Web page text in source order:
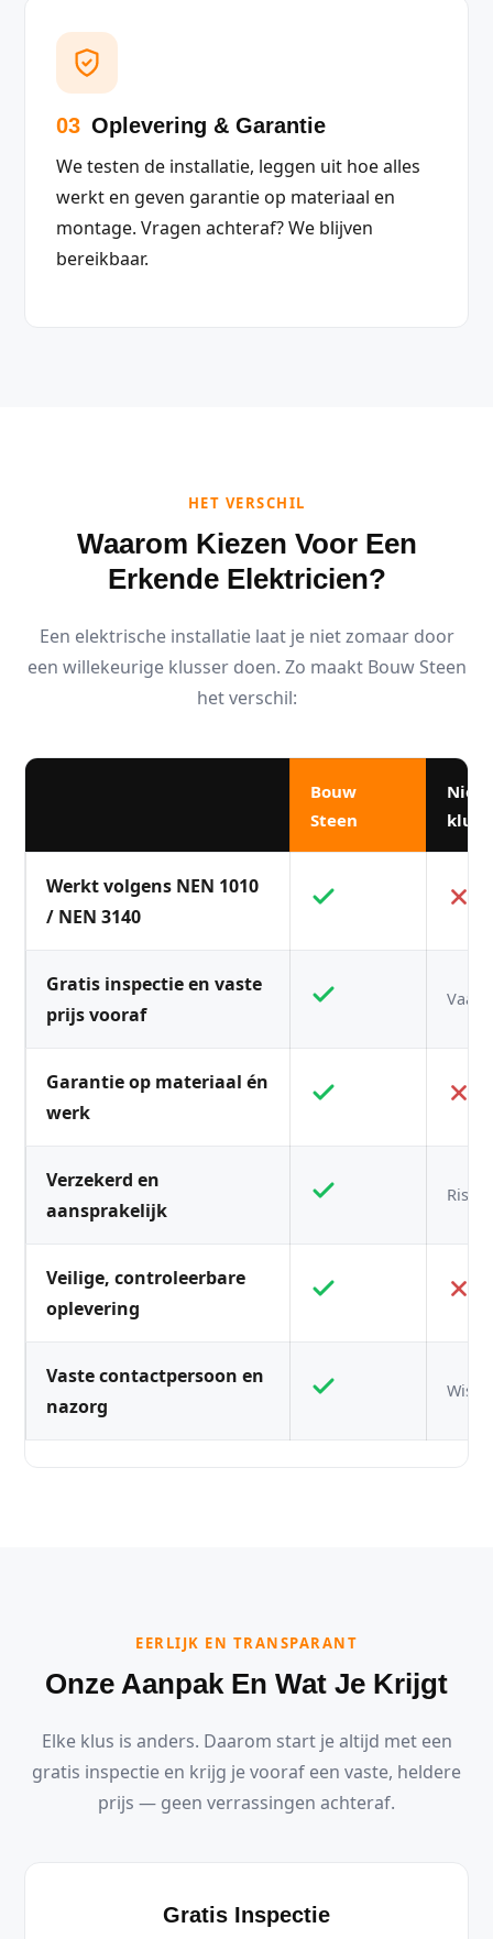
03 Oplevering & Garantie
We testen de installatie, leggen uit hoe alles
werkt en geven garantie op materiaal en
montage. Vragen achteraf? We blijven
bereikbaar.
HET VERSCHIL
Waarom Kiezen Voor Een
Erkende Elektricien?
Een elektrische installatie laat je niet zomaar door
een willekeurige klusser doen. Zo maakt Bouw Steen
het verschil:
Bouw
Steen
Niet-
Werkt volgens NEN 1010
/ NEN 3140
Gratis inspectie en vaste
prijs vooraf
Vaak
Garantie op materiaal én
werk
Verzekerd en
aansprakelijk
Veilige, controleerbare
oplevering
Vaste contactpersoon en
nazorg
EERLIJK EN TRANSPARANT
Onze Aanpak En Wat Je Krijgt
Elke klus is anders. Daarom start je altijd met een
gratis inspectie en krijg je vooraf een vaste, heldere
prijs — geen verrassingen achteraf.
Gratis Inspectie